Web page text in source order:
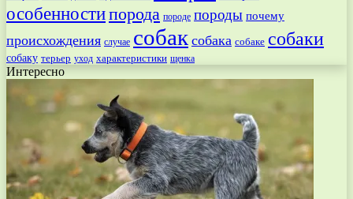
особенностипорода породе породы почему
происхождения случае собак собака собаке собаки
собаку терьер уход характеристики щенка
Интересно